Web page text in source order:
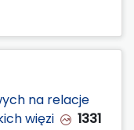
na relacje
więzi
1331